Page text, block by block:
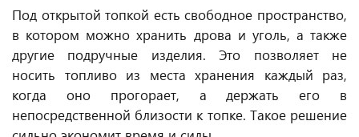
Под открытой топкой есть свободное пространство,
в котором можно хранить дрова и уголь, а также
другие подручные изделия. Это позволяет не
носить топливо из места хранения каждый раз,
когда оно прогорает, а держать его в
непосредственной близости к топке. Такое решение